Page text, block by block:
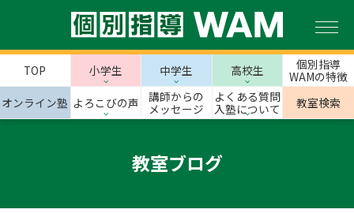
TOP 小学生 中学生 高校生
個別指導
WAMの特徴
オンライン塾 よろこびの声
講師からの
メッセージ
よくある質問
入塾について
教室検索
教室ブログ